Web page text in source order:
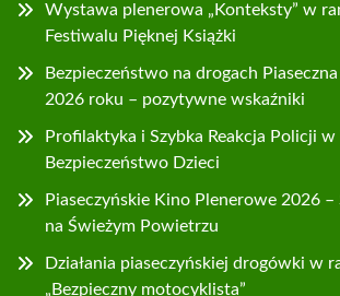
Wystawa plenerowa „Konteksty” w
Festiwalu Pięknej Książki
Bezpieczeństwo na drogach
2026 roku – pozytywne wskaźniki
Profilaktyka i Szybka Reakcja Policji
Bezpieczeństwo Dzieci
Piaseczyńskie Kino Plenerowe 2026 –
na Świeżym Powietrzu
Działania piaseczyńskiej drogówki w
„Bezpieczny motocyklista”